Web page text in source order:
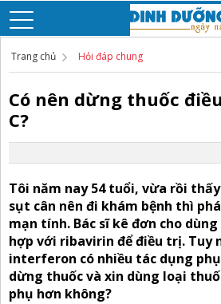
Trang chủ Hỏi đáp chung
Có nên dừng thuốc
C?
Tôi năm nay 54 tuổi, vừa rồi
sụt cân nên đi khám bệnh thì
mạn tính. Bác sĩ kê đơn cho
hợp với ribavirin để điều trị. Tuy
interferon có nhiều tác dụng
dừng thuốc và xin dùng loại
phụ hơn không?